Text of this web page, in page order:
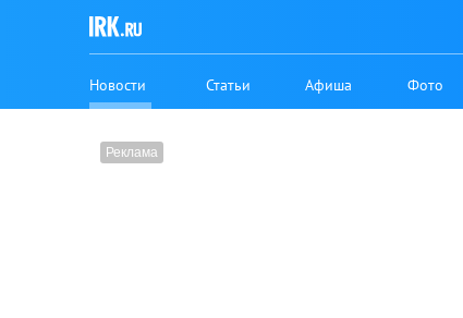
Новости Статьи Афиша Фото